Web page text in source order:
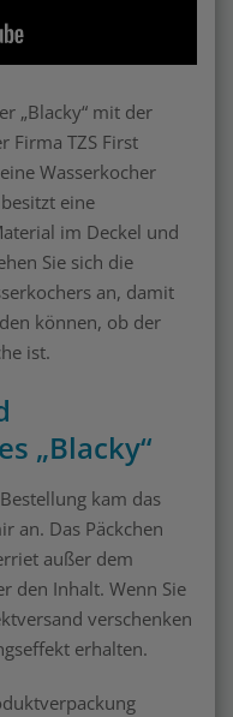
„Blacky“ mit der
Firma TZS First
Wasserkocher
eine
im Deckel und
Sie sich die
an, damit
können, ob der
ist.
„Blacky“
kam das
an. Das Päckchen
außer dem
den Inhalt. Wenn Sie
verschenken
erhalten.